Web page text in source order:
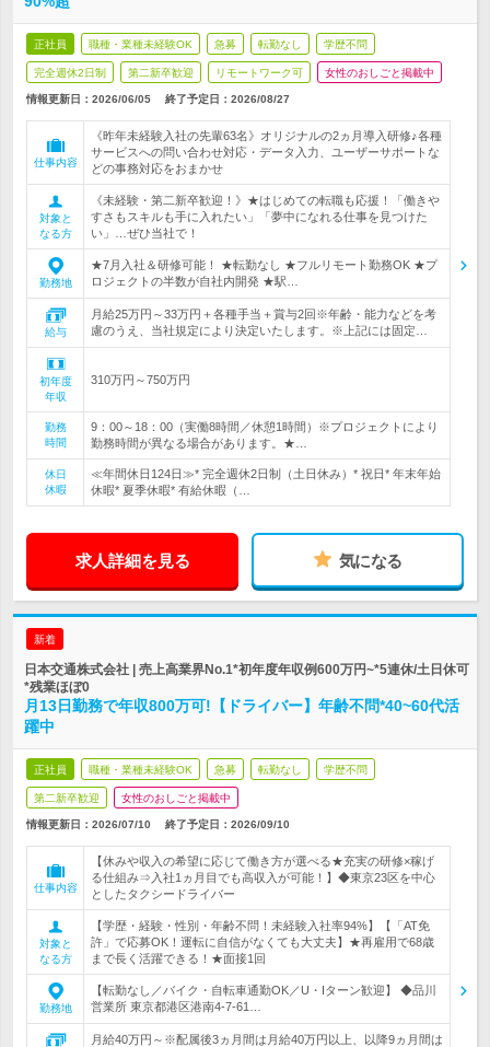
正社員 職種・業種未経験OK 急募 転勤なし 学歴不問
完全週休2日制 第二新卒歓迎 リモートワーク可 女性のおしごと掲載中
情報更新日：2026/06/05 終了予定日： 2026/08/27
仕事内容
《昨年未経験入社の先輩63名》オリジナルの2ヵ月導入研修♪各種
サービスへの問い合わせ対応・データ入力、ユーザーサポートな
どの事務対応をおまかせ
対象と
なる方
《未経験・第二新卒歓迎！》★はじめての転職も応援！「働きや
すさもスキルも手に入れたい」「夢中になれる仕事を見つけた
い」…ぜひ当社で！
勤務地
★7月入社＆研修可能！ ★転勤なし ★フルリモート勤務OK ★プ
ロジェクトの半数が自社内開発 ★駅…
給与
月給25万円～33万円＋各種手当＋賞与2回※年齢・能力などを考
慮のうえ、当社規定により決定いたします。※上記には固定…
初年度
年収
310万円～750万円
勤務
時間
9：00～18：00（実働8時間／休憩1時間）※プロジェクトにより
勤務時間が異なる場合があります。★…
休日
休暇
≪年間休日124日≫* 完全週休2日制（土日休み）* 祝日* 年末年始
休暇* 夏季休暇* 有給休暇（…
求人詳細を見る 気になる
新着
日本交通株式会社 | 売上高業界No.1*初年度年収例600万円~*5連休/土日休可
*残業ほぼ0
月13日勤務で年収800万可!【ドライバー】年齢不問*40~60代活
躍中
正社員 職種・業種未経験OK 急募 転勤なし 学歴不問
第二新卒歓迎 女性のおしごと掲載中
情報更新日：2026/07/10 終了予定日： 2026/09/10
仕事内容
【休みや収入の希望に応じて働き方が選べる★充実の研修×稼げ
る仕組み⇒入社1ヵ月目でも高収入が可能！】◆東京23区を中心
としたタクシードライバー
対象と
なる方
【学歴・経験・性別・年齢不問！未経験入社率94%】【「AT免
許」で応募OK！運転に自信がなくても大丈夫】★再雇用で68歳
まで長く活躍できる！★面接1回
勤務地
【転勤なし／バイク・自転車通勤OK／U・Iターン歓迎】 ◆品川
営業所 東京都港区港南4-7-61…
月給40万円～※配属後3ヵ月間は月給40万円以上、以降9ヵ月間は